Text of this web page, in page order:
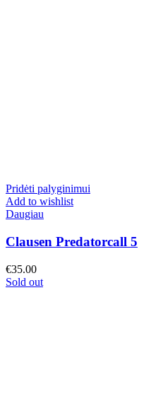
Pridėti palyginimui
Add to wishlist
Daugiau
Clausen Predatorcall 5
€35.00
Sold out